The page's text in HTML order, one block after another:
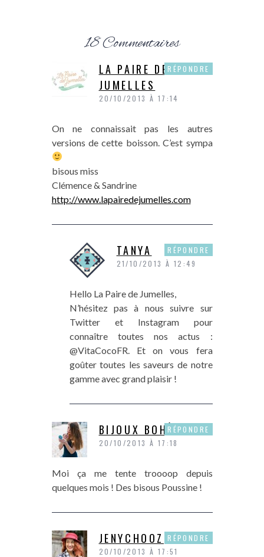
18 Commentaires
LA PAIRE DE
JUMELLES
20/10/2013 À 17:14
On ne connaissait pas les autres
versions de cette boisson. C’est sympa
bisous miss
Clémence & Sandrine
http://www.lapairedejumelles.com
RÉPONDRE
TANYA
21/10/2013 À 12:49
Hello La Paire de Jumelles,
N’hésitez pas à nous suivre sur
Twitter et Instagram pour
connaître toutes nos actus :
@VitaCocoFR. Et on vous fera
goûter toutes les saveurs de notre
gamme avec grand plaisir !
RÉPONDRE
BIJOUX BOHÈMES
20/10/2013 À 17:18
Moi ça me tente troooop depuis
quelques mois ! Des bisous Poussine !
RÉPONDRE
JENYCHOOZ
20/10/2013 À 17:51
RÉPONDRE